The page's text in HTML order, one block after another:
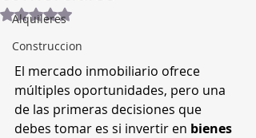
Alquileres
Construccion
Obtuvo NaN de 5 estrellas.
El mercado inmobiliario ofrece
múltiples oportunidades, pero una
de las primeras decisiones que
debes tomar es si invertir en bienes